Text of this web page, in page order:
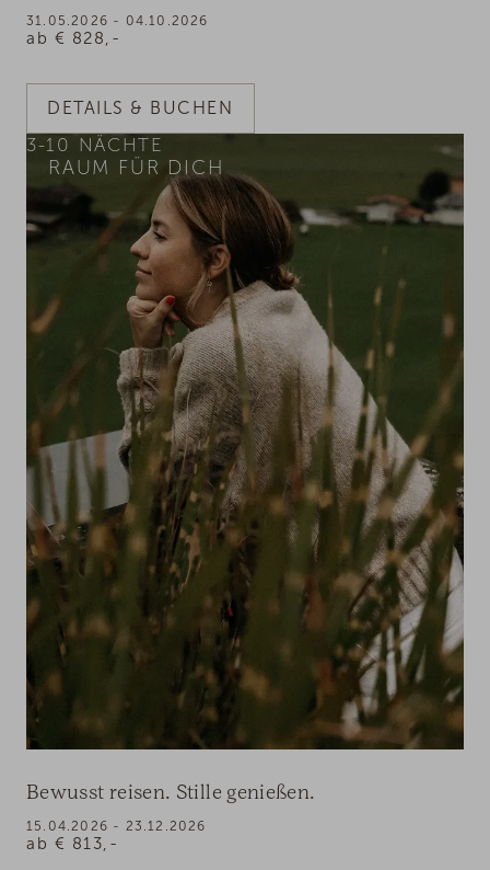
ab € 828,-
31.05.2026 - 04.10.2026
DETAILS & BUCHEN
RAUM FÜR DICH
3-10 NÄCHTE
Bewusst reisen. Stille genießen.
ab € 813,-
15.04.2026 - 23.12.2026